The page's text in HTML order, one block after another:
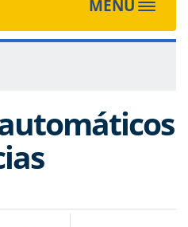
MENU Toggle